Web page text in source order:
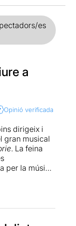
es
a
Opinió verificada
dirigeix i
gran musical
. La feina
per la música
Sondheim i
Laurents.
fan una